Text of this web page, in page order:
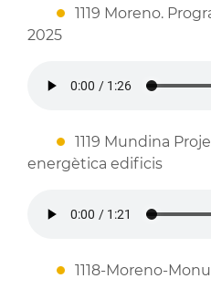
1119 Moreno.
2025
1119 Mundina
energètica edificis
1118-Moreno-